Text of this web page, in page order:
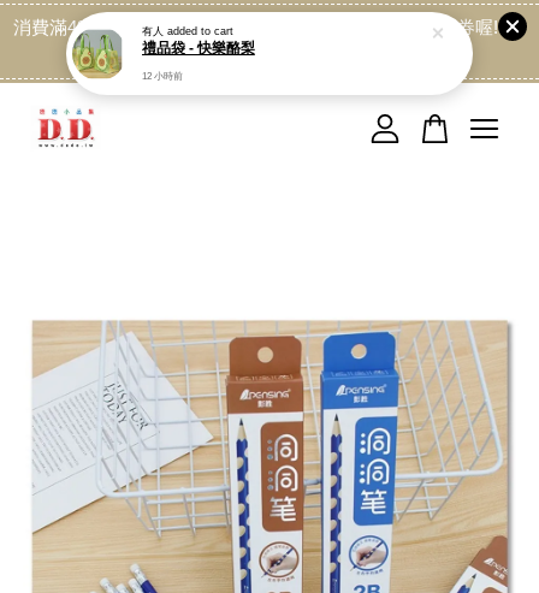
消費滿499免運喔, 記得加LINE:@dede168 領取專屬折扣券喔!
點我
您的購物車目前還是空的。